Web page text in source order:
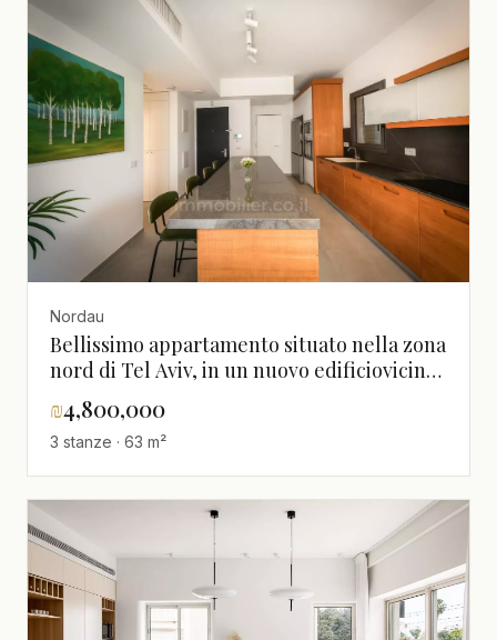
Nordau
Bellissimo appartamento situato nella zona
nord di Tel Aviv, in un nuovo edificiovicino
alla spiaggia di Mestistim
₪4,800,000
3 stanze · 63 m²